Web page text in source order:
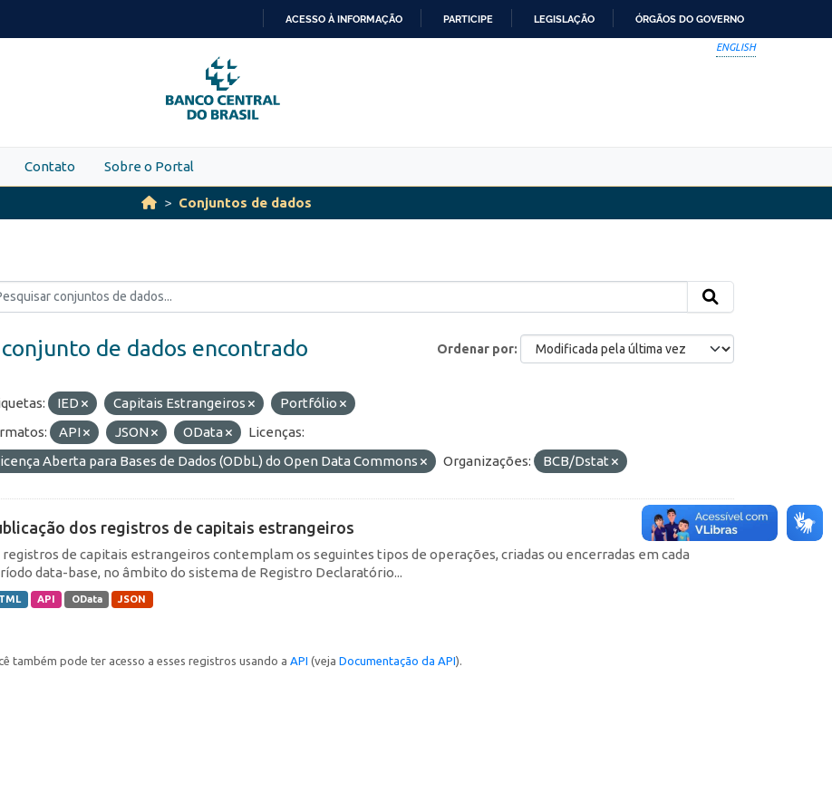
PARA
O
CONTEÚDO
ACESSO À INFORMAÇÃO PARTICIPE LEGISLAÇÃO ÓRGÃOS DO GOVERNO
ENGLISH
Contato Sobre o Portal
Conjuntos de dados
Ordenar por
de dados encontrado
IED Capitais Estrangeiros
Portfólio
API JSON OData
Licenças:
Aberta para Bases de Dados (ODbL) do Open Data Commons
Organizações: BCB/Dstat
dos registros de capitais estrangeiros
registros de capitais estrangeiros contemplam os seguintes tipos de operações, criadas ou encerradas em cada
data-base, no âmbito do sistema de Registro Declaratório...
API OData JSON
também pode ter acesso a esses registros usando a API (veja Documentação da API).